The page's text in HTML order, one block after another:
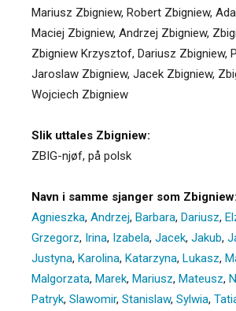
Mariusz Zbigniew, Robert Zbigniew,
Maciej Zbigniew, Andrzej Zbigniew,
Zbigniew Krzysztof, Dariusz Zbigniew,
Jaroslaw Zbigniew, Jacek Zbigniew,
Wojciech Zbigniew
Slik uttales Zbigniew:
ZBIG-njøf, på polsk
Navn i samme sjanger som Zbigniew:
Agnieszka, Andrzej, Barbara, Dariusz,
Grzegorz, Irina, Izabela, Jacek, Jakub,
Justyna, Karolina, Katarzyna, Lukasz,
Malgorzata, Marek, Mariusz, Mateusz,
Patryk, Slawomir, Stanislaw, Sylwia,